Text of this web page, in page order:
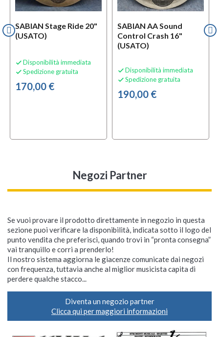
SABIAN Stage Ride 20"
(USATO)
 Disponibilità immediata
 Spedizione gratuita
170,00 €
SABIAN AA Sound
Control Crash 16"
(USATO)
 Disponibilità immediata
 Spedizione gratuita
190,00 €
Negozi Partner
Se vuoi provare il prodotto direttamente in negozio in questa
sezione puoi verificare la disponibilità, indicata sotto il logo del
punto vendita che preferisci, quando trovi in “pronta consegna”
vai tranquillo e corri a prenderlo!
Il nostro sistema aggiorna le giacenze comunicate dai negozi
con frequenza, tuttavia anche al miglior musicista capita di
perdere qualche stacco...
Diventa un negozio partner
Clicca qui per maggiori informazioni